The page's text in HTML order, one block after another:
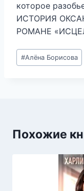
которое
ИСТОРИЯ
РОМАНЕ
Метки
записи:
#Алёна Борисова
Похожие